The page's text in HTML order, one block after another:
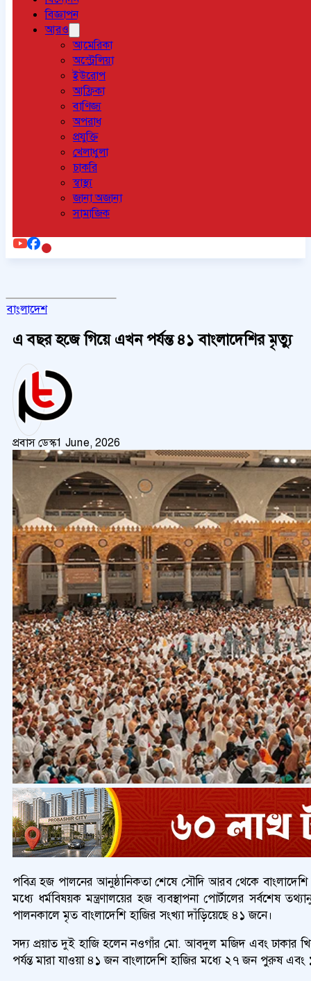
বিজ্ঞাপন
আরও
আমেরিকা
অস্ট্রেলিয়া
ইউরোপ
আফ্রিকা
বাণিজ্য
অপরাধ
প্রযুক্তি
খেলাধুলা
চাকরি
স্বাস্থ্য
জানা অজানা
সামাজিক
বাংলাদেশ
এ বছর হজে গিয়ে এখন পর্যন্ত ৪১ বাংলাদেশির মৃত্যু
প্রবাস ডেস্ক1 June, 2026
পবিত্র হজ পালনের আনুষ্ঠানিকতা শেষে সৌদি আরব থেকে
মধ্যে ধর্মবিষয়ক মন্ত্রণালয়ের হজ ব্যবস্থাপনা পোর্টালের
পালনকালে মৃত বাংলাদেশি হাজির সংখ্যা দাঁড়িয়েছে ৪১ জনে।
সদ্য প্রয়াত দুই হাজি হলেন নওগাঁর মো. আবদুল মজিদ এবং ঢাকার
পর্যন্ত মারা যাওয়া ৪১ জন বাংলাদেশি হাজির মধ্যে ২৭ জন পুরুষ